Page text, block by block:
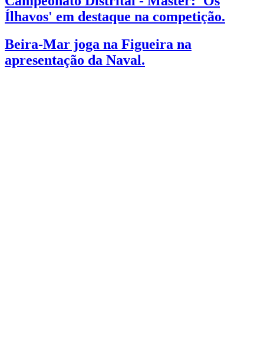
Ílhavos' em destaque na competição.
Beira-Mar joga na Figueira na
apresentação da Naval.